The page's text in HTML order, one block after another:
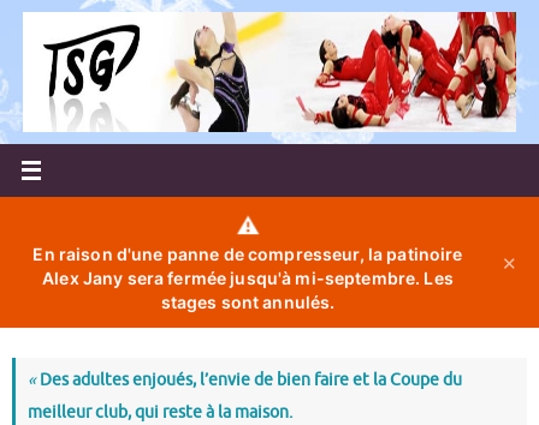
Passer
contenu
⚠️
En raison d'une panne de compresseur, la patinoire
Alex Jany sera fermée jusqu'à mi-septembre. Les
stages sont annulés.
✕
«Des adultes enjoués, l’envie de bien faire et la Coupe du
meilleur club, qui reste à la maison.